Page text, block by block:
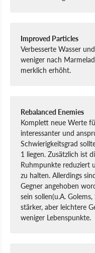
Improved Particles
Verbesserte Wasser
weniger nach
merklich erhöht.
Rebalanced Enemies
Komplett neue Werte
interessanter und
Schwierigkeitsgrad
1 liegen. Zusätzlich ist
Ruhmpunkte reduziert
zu halten. Allerdings
Gegner angehoben
sein sollen(u.A.
stärker, aber leichtere
weniger Lebenspunkte.